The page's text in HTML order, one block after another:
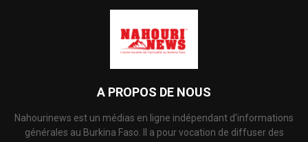
A PROPOS DE NOUS
Nahourinews est un médias en ligne indépendant d'informations
générales au Burkina Faso. Il a pour vocation de diffuser des